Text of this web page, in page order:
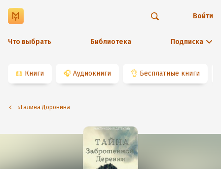
Что выбрать Библиотека Подписка
Войти
📖 Книги 🎧 Аудиокниги 👌 Бесплатные книги
⭐️Галина Доронина